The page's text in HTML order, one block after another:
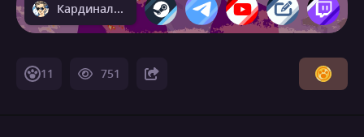
Кардинал Кардиналыч
11 751